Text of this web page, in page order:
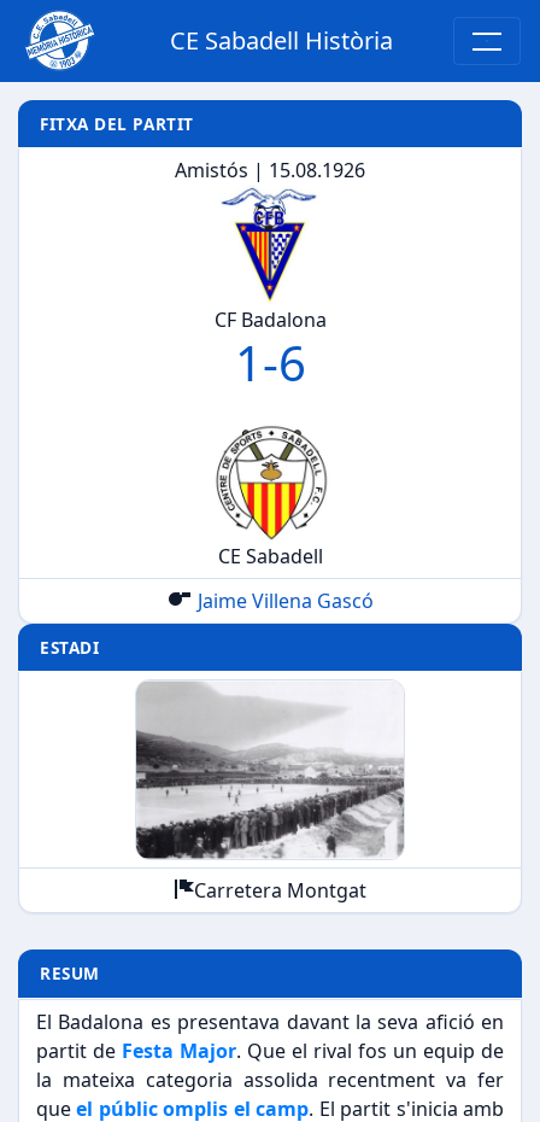
CE Sabadell Història
FITXA DEL PARTIT
Amistós | 15.08.1926
CF Badalona
1-6
CE Sabadell
Jaime Villena Gascó
ESTADI
Carretera Montgat
RESUM
El Badalona es presentava davant la seva afició en
partit de Festa Major. Que el rival fos un equip de
la mateixa categoria assolida recentment va fer
queel públic omplis el camp. El partit s'inicia amb